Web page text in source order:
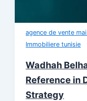
agence de vente
Immobiliere tunisie
Wadhah
Reference in
Strategy